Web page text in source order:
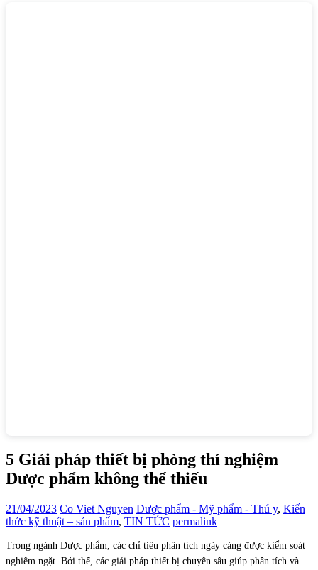
5 Giải pháp thiết bị phòng thí nghiệm
Dược phẩm không thể thiếu
21/04/2023 Co Viet Nguyen Dược phẩm - Mỹ phẩm - Thú y, Kiến
thức kỹ thuật – sản phẩm, TIN TỨC permalink
Trong ngành Dược phẩm, các chỉ tiêu phân tích ngày càng được kiểm soát
nghiêm ngặt. Bởi thế, các giải pháp thiết bị chuyên sâu giúp phân tích và